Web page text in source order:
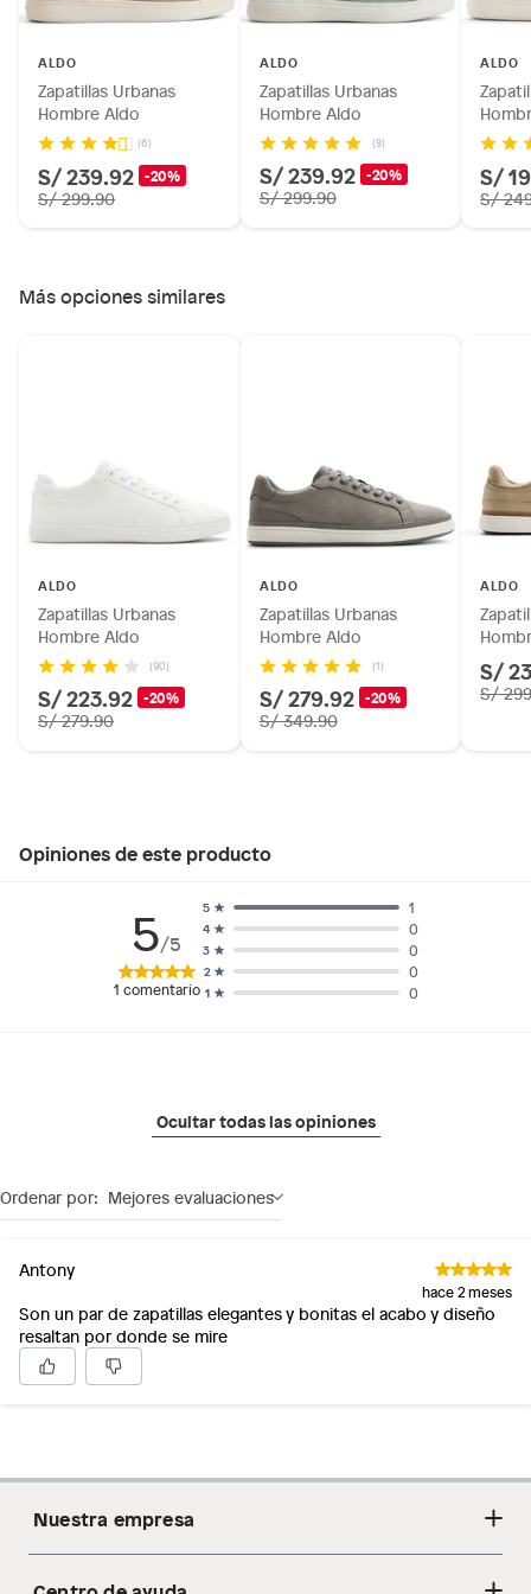
Motocicletas y bicicletas motorizadas.
ALDO
Zapatillas Urbanas
Hombre Aldo
(6)
S/ 239.92 -20%
S/ 299.90
ALDO
Zapatillas Urbanas
Hombre Aldo
(8)
S/ 239.92 -20%
S/ 299.90
ALDO
S/
S/
Más opciones similares
ALDO
Zapatillas Urbanas
Hombre Aldo
(90)
S/ 223.92 -20%
S/ 279.90
ALDO
Zapatillas Urbanas
Hombre Aldo
(1)
S/ 279.92 -20%
S/ 349.90
ALDO
S/
S/
Opiniones de este producto
5/5
1 comentario 1 0
2 0
3 0
4 0
5 1
Ocultar todas las opiniones
Ordenar por: Mejores evaluaciones
Antony
hace 2 meses
Son un par de zapatillas elegantes y bonitas el acabo y diseño
resaltan por donde se mire
Nuestra empresa
Acerca de nosotros